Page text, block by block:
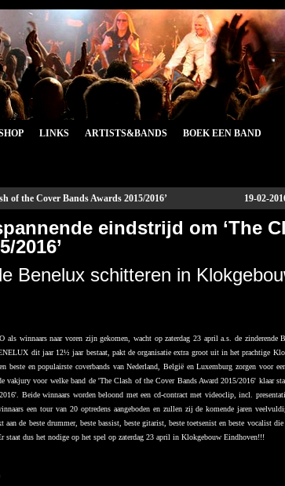
LINKS ARTISTS&BANDS BOEK EEN BAND
the Cover Bands Awards 2015/2016’ 19-02-
eindstrijd om ‘The
2016’
Benelux schitteren in
winnaars naar voren zijn gekomen, wacht op zaterdag 23 april a.s. de zinderende
dit jaar 12½ jaar bestaat, pakt de organisatie extra groot uit in het prachtige
en populairste coverbands van Nederland, België en Luxemburg zorgen voor
vakjury voor welke band de 'The Clash of the Cover Bands Award 2015/2016' klaar
Beide winnaars worden beloond met een cd-contract met videoclip, incl.
een tour van 20 optredens aangeboden en zullen zij de komende jaren
de beste drummer, beste bassist, beste gitarist, beste toetsenist en beste vocalist
staat dus het nodige op het spel op zaterdag 23 april in Klokgebouw Eindhoven!!!